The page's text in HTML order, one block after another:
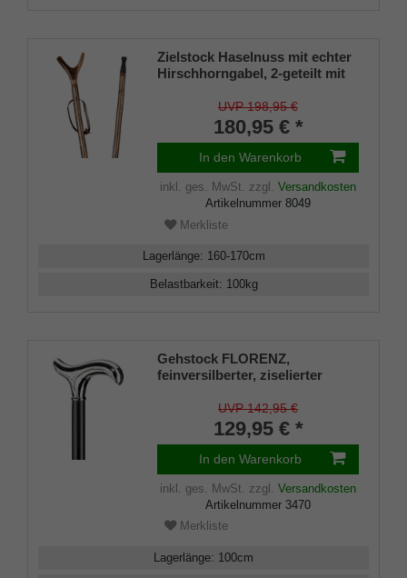
Zielstock Haselnuss mit echter
Hirschhorngabel, 2-geteilt mit
gebohrter Leder- Tragschlaufe
UVP 198,95 €
180,95 € *
In den Warenkorb
inkl. ges. MwSt. zzgl. Versandkosten
Artikelnummer 8049
Merkliste
Lagerlänge: 160-170cm
Belastbarkeit: 100kg
Gehstock FLORENZ,
feinversilberter, ziselierter
seidenmatt schwarz lackiertem
Buchenschuss, inklusive
passendem Schlankpuffer.
UVP 142,95 €
129,95 € *
In den Warenkorb
inkl. ges. MwSt. zzgl. Versandkosten
Artikelnummer 3470
Merkliste
Lagerlänge: 100cm